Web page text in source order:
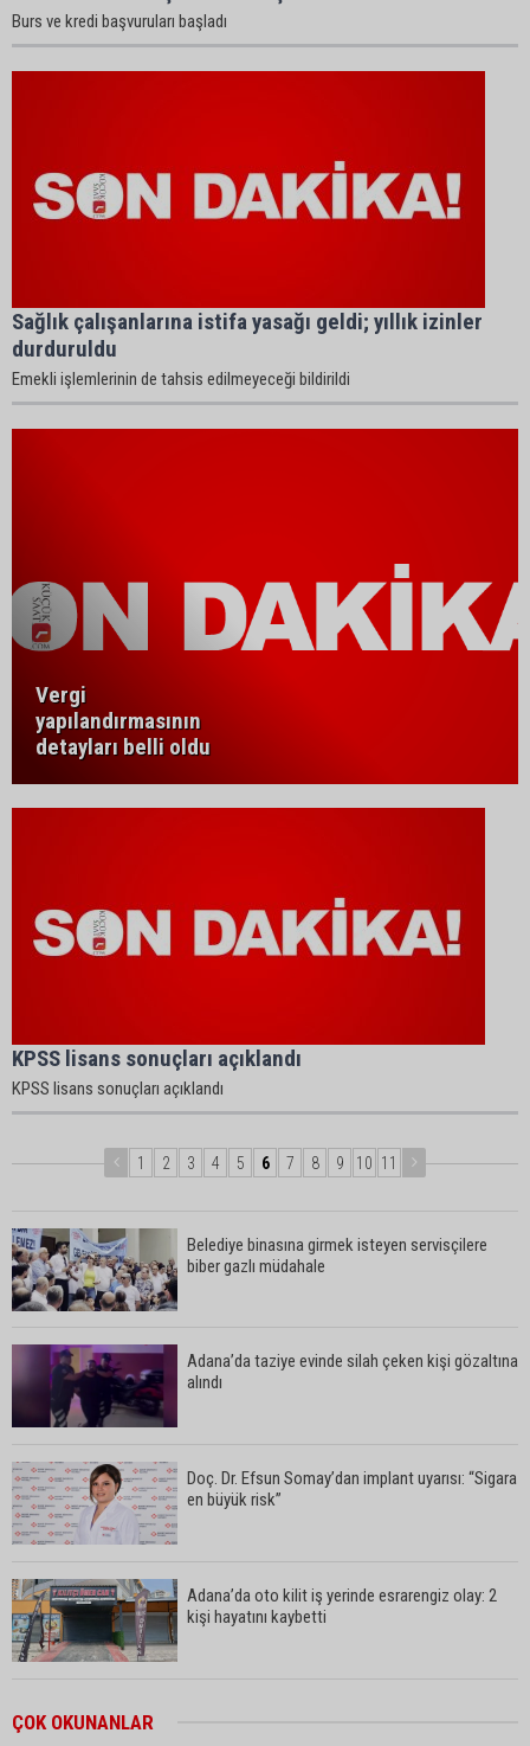
Burs ve kredi başvuruları başladı
Sağlık çalışanlarına istifa yasağı geldi; yıllık izinler
durduruldu
Emekli işlemlerinin de tahsis edilmeyeceği bildirildi
Vergi
yapılandırmasının
detayları belli oldu
KPSS lisans sonuçları açıklandı
KPSS lisans sonuçları açıklandı
1 2 3 4 5 6 7 8 9 10 11
Belediye binasına girmek isteyen servisçilere
biber gazlı müdahale
Adana’da taziye evinde silah çeken kişi gözaltına
alındı
Doç. Dr. Efsun Somay’dan implant uyarısı: “Sigara
en büyük risk”
Adana’da oto kilit iş yerinde esrarengiz olay: 2
kişi hayatını kaybetti
ÇOK OKUNANLAR